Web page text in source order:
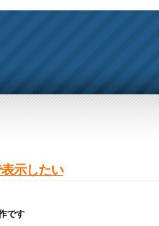
示したい
です